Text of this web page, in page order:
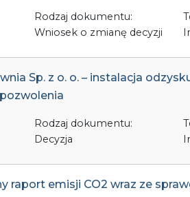
Rodzaj dokumentu:
Wniosek o zmianę decyzji
Sp. z o. o. – instalacja
Rodzaj dokumentu:
Decyzja
raport emisji CO2 wraz ze